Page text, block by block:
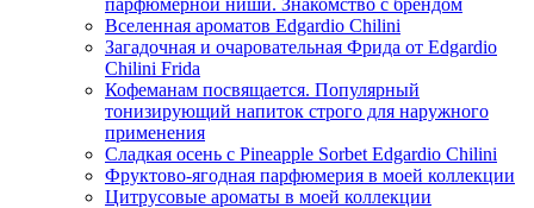
парфюмерной ниши. Знакомство с брендом
Вселенная ароматов Edgardio Chilini
Загадочная и очаровательная Фрида от Edgardio
Chilini Frida
Кофеманам посвящается. Популярный
тонизирующий напиток строго для наружного
применения
Сладкая осень с Pineapple Sorbet Edgardio Chilini
Фруктово-ягодная парфюмерия в моей коллекции
​Цитрусовые ароматы в моей коллекции